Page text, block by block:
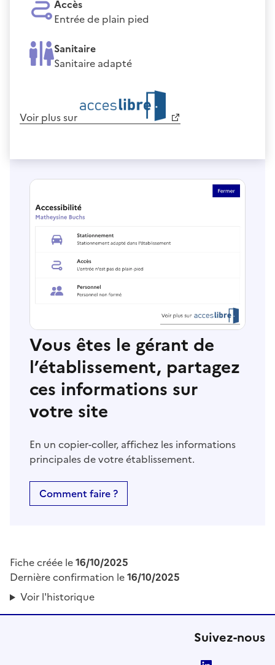
Accès
Entrée de plain pied
Sanitaire
Sanitaire adapté
Voir plus sur
Vous êtes le gérant de
l’établissement, partagez
ces informations sur
votre site
En un copier-coller, affichez les informations
principales de votre établissement.
Comment faire ?
Fiche créée le16/10/2025
Dernière confirmation le16/10/2025
Voir l'historique
Suivez-nous